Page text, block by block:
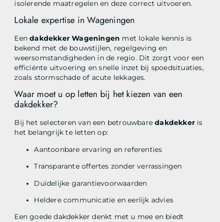
isolerende maatregelen en deze correct uitvoeren.
Lokale expertise in Wageningen
Eendakdekker Wageningen met lokale kennis is
bekend met de bouwstijlen, regelgeving en
weersomstandigheden in de regio. Dit zorgt voor een
efficiënte uitvoering en snelle inzet bij spoedsituaties,
zoals stormschade of acute lekkages.
Waar moet u op letten bij het kiezen van een
dakdekker?
Bij het selecteren van een betrouwbaredakdekker is
het belangrijk te letten op:
Aantoonbare ervaring en referenties
Transparante offertes zonder verrassingen
Duidelijke garantievoorwaarden
Heldere communicatie en eerlijk advies
Een goede dakdekker denkt met u mee en biedt